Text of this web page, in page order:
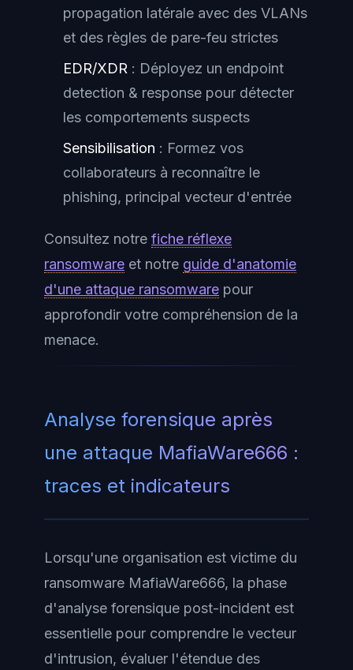
propagation latérale avec des VLANs
et des règles de pare-feu strictes
EDR/XDR : Déployez un endpoint
detection & response pour détecter
les comportements suspects
Sensibilisation : Formez vos
collaborateurs à reconnaître le
phishing, principal vecteur d'entrée
Consultez notre fiche réflexe
ransomware et notre guide d'anatomie
d'une attaque ransomware pour
approfondir votre compréhension de la
menace.
Analyse forensique après
une attaque MafiaWare666 :
traces et indicateurs
Lorsqu'une organisation est victime du
ransomware MafiaWare666, la phase
d'analyse forensique post-incident est
essentielle pour comprendre le vecteur
d'intrusion, évaluer l'étendue des